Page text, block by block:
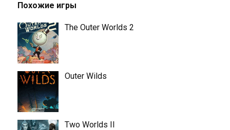
Похожие игры
The Outer Worlds 2
Outer Wilds
Two Worlds II